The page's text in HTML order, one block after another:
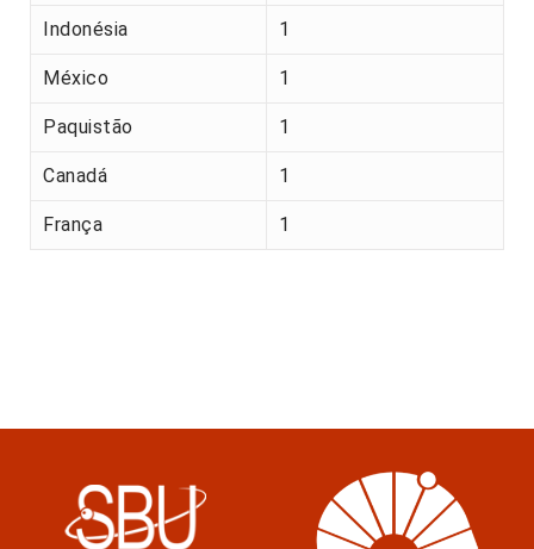
Indonésia 1
México 1
Paquistão 1
Canadá 1
França 1